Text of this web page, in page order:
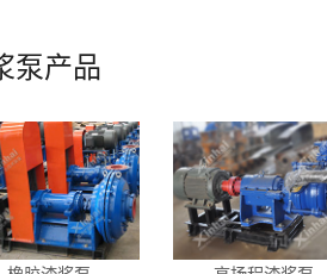
泵产品